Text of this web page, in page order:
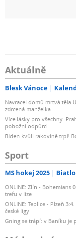
Aktuálně
Blesk Vánoce
Navracel domů mrtvá těla
zdrcená manželka
Více lásky pro všechny.
pobožní odpůrci
Biden kvůli rakovině trpí!
Sport
MS hokej 2025
ONLINE: Zlín - Bohemians
trefu v lize
ONLINE: Teplice - Plzeň
české ligy
Gning se trápí: v Baníku je